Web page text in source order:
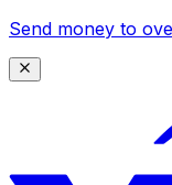
Send money to